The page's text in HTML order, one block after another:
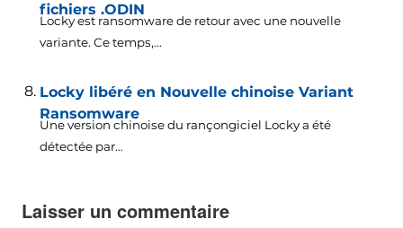
fichiers .ODIN
Locky est ransomware de retour avec une nouvelle
variante. Ce temps,...
Locky libéré en Nouvelle chinoise Variant
Ransomware
Une version chinoise du rançongiciel Locky a été
détectée par...
Laisser un commentaire